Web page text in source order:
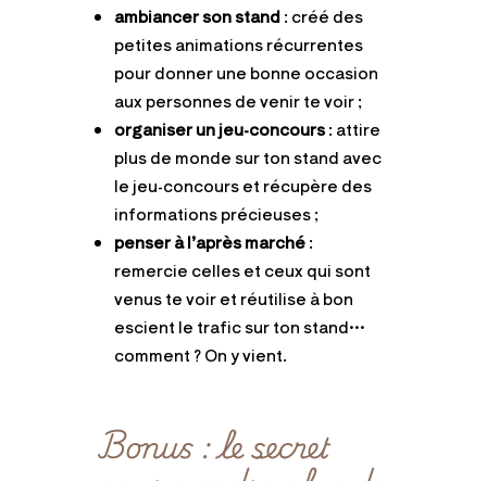
ambiancer son stand: créé des
petites animations récurrentes
pour donner une bonne occasion
aux personnes de venir te voir ;
organiser un jeu-concours: attire
plus de monde sur ton stand avec
le jeu-concours et récupère des
informations précieuses ;
penser à l’après marché:
remercie celles et ceux qui sont
venus te voir et réutilise à bon
escient le trafic sur ton stand…
comment ? On y vient.
Bonus : le secret